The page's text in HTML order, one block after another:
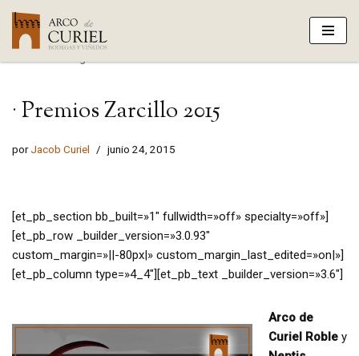
Saltar
al
· Premios Zarcillo 2015
porJacob Curiel junio 24, 2015
[et_pb_section bb_built=»1″ fullwidth=»off» specialty=»off»]
[et_pb_row _builder_version=»3.0.93″
custom_margin=»||-80px|» custom_margin_last_edited=»on|»]
[et_pb_column type=»4_4″][et_pb_text _builder_version=»3.6″]
Arco de
Curiel Roble y